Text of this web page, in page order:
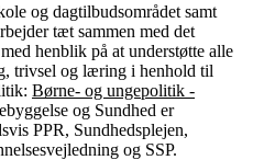
og dagtilbudsområdet samt
tæt sammen med det
henblik på at understøtte alle
trivsel og læring i henhold til
Børne- og ungepolitik -
og Sundhed er
PPR, Sundhedsplejen,
og SSP.